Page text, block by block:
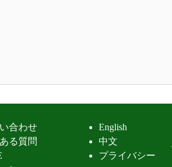
合わせ
る質問
English
中文
プライバシー